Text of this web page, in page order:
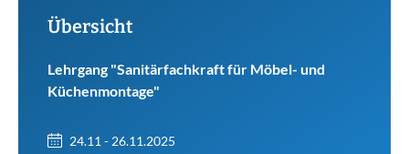
Übersicht
Lehrgang "Sanitärfachkraft für Möbel- und
Küchenmontage"
24.11 - 26.11.2025